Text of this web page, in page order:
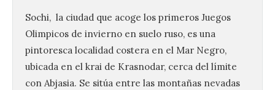
Sochi, la ciudad que acoge los primeros Juegos
Olimpicos de invierno en suelo ruso, es una
pintoresca localidad costera en el Mar Negro,
ubicada en el krai de Krasnodar, cerca del límite
con Abjasia. Se sitúa entre las montañas nevadas